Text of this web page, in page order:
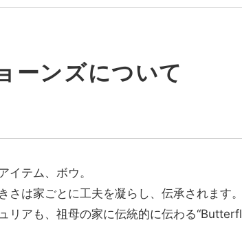
ーンズについて
イテム、ボウ。
さは家ごとに工夫を凝らし、伝承されます。
リアも、祖母の家に伝統的に伝わる